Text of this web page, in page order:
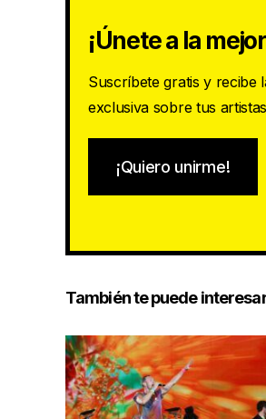
¡Únete a la
Suscríbete gratis y recibe
exclusiva sobre tus
¡Quiero unirme!
También te puede